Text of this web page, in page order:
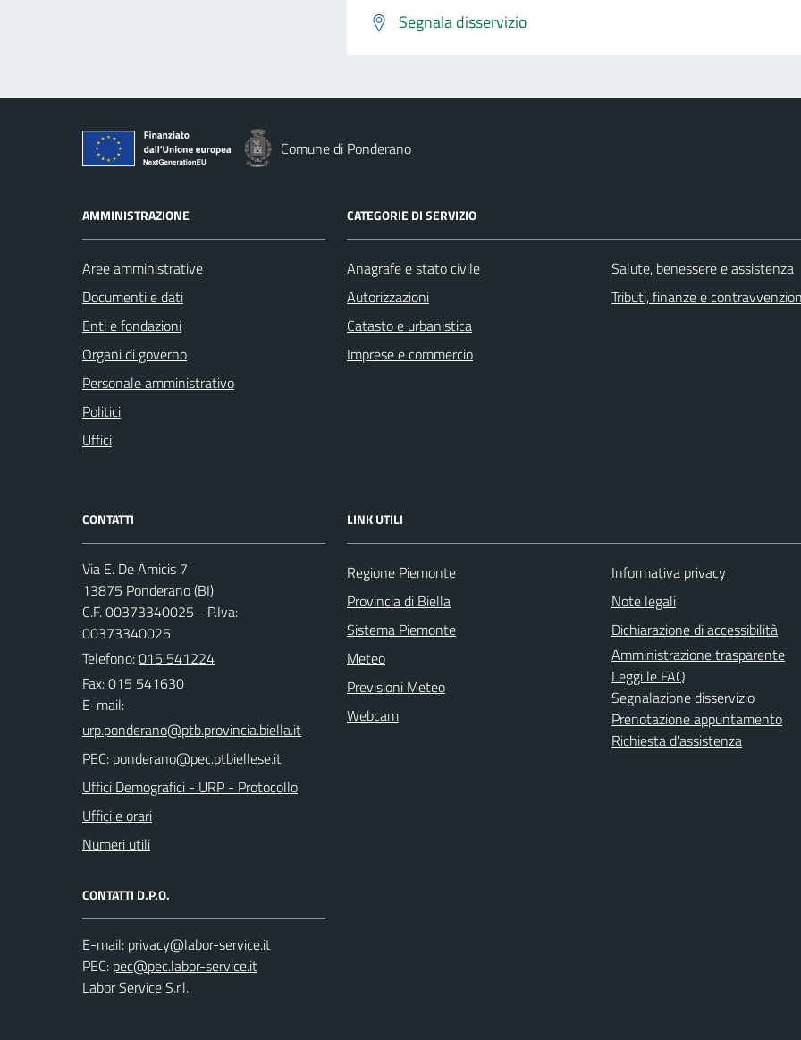
Segnala disservizio
Comune di Ponderano
AMMINISTRAZIONE
Aree amministrative
Documenti e dati
Enti e fondazioni
Organi di governo
Personale amministrativo
Politici
Uffici
CATEGORIE DI SERVIZIO
Anagrafe e stato civile
Autorizzazioni
Catasto e urbanistica
Imprese e commercio
Salute, benessere e assistenza
Tributi, finanze e
CONTATTI
Via E. De Amicis 7
13875 Ponderano (BI)
C.F. 00373340025 - P.Iva:
00373340025
Telefono:015 541224
Fax: 015 541630
E-mail:
PEC:
Uffici Demografici - URP - Protocollo
Uffici e orari
Numeri utili
CONTATTI D.P.O.
E-mail:
PEC:
Labor Service S.r.l.
LINK UTILI
Regione Piemonte
Provincia di Biella
Sistema Piemonte
Meteo
Previsioni Meteo
Webcam
Informativa privacy
Note legali
Dichiarazione di accessibilità
Amministrazione trasparente
Leggi le FAQ
Segnalazione disservizio
Prenotazione appuntamento
Richiesta d'assistenza